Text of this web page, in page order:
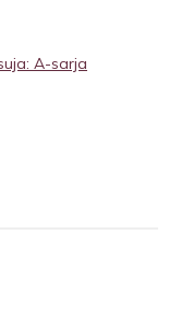
A-sarja